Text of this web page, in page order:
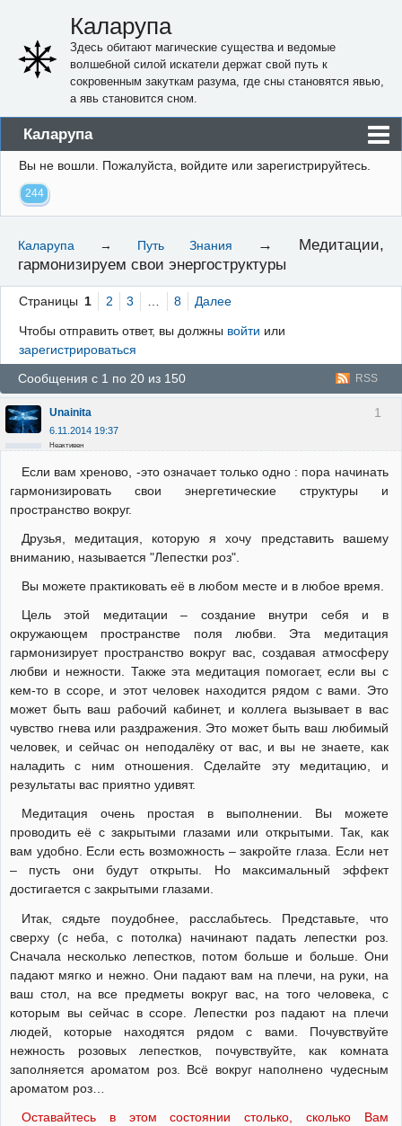
Каларупа
Здесь обитают магические существа и ведомые
волшебной силой искатели держат свой путь к
сокровенным закуткам разума, где сны становятся явью,
а явь становится сном.
Каларупа
Блог
Форум
Правила
Регистрация
Вход
Вы не вошли. Пожалуйста, войдите или зарегистрируйтесь.
244
Каларупа → Путь Знания → Медитации,
гармонизируем свои энергоструктуры
Страницы 1 2 3 … 8 Далее
Чтобы отправить ответ, вы должны войти или
зарегистрироваться
RSS
Сообщения с 1 по 20 из 150
1
Unainita
6.11.2014 19:37
Неактивен
Если вам хреново, -это означает только одно : пора начинать
гармонизировать свои энергетические структуры и
пространство вокруг.
Друзья, медитация, которую я хочу представить вашему
вниманию, называется "Лепестки роз".
Вы можете практиковать её в любом месте и в любое время.
Цель этой медитации – создание внутри себя и в
окружающем пространстве поля любви. Эта медитация
гармонизирует пространство вокруг вас, создавая атмосферу
любви и нежности. Также эта медитация помогает, если вы с
кем-то в ссоре, и этот человек находится рядом с вами. Это
может быть ваш рабочий кабинет, и коллега вызывает в вас
чувство гнева или раздражения. Это может быть ваш любимый
человек, и сейчас он неподалёку от вас, и вы не знаете, как
наладить с ним отношения. Сделайте эту медитацию, и
результаты вас приятно удивят.
Медитация очень простая в выполнении. Вы можете
проводить её с закрытыми глазами или открытыми. Так, как
вам удобно. Если есть возможность – закройте глаза. Если нет
– пусть они будут открыты. Но максимальный эффект
достигается с закрытыми глазами.
Итак, сядьте поудобнее, расслабьтесь. Представьте, что
сверху (с неба, с потолка) начинают падать лепестки роз.
Сначала несколько лепестков, потом больше и больше. Они
падают мягко и нежно. Они падают вам на плечи, на руки, на
ваш стол, на все предметы вокруг вас, на того человека, с
которым вы сейчас в ссоре. Лепестки роз падают на плечи
людей, которые находятся рядом с вами. Почувствуйте
нежность розовых лепестков, почувствуйте, как комната
заполняется ароматом роз. Всё вокруг наполнено чудесным
ароматом роз…
Оставайтесь в этом состоянии столько, сколько Вам